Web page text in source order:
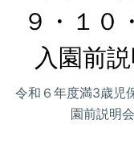
９・１０
入園前
令和６年度満3歳児
園前説明